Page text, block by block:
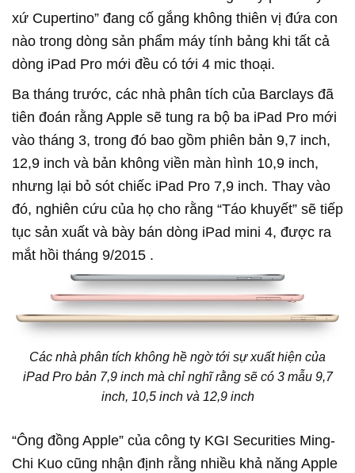
xứ Cupertino” đang cố gắng không thiên vị đứa con
nào trong dòng sản phẩm máy tính bảng khi tất cả
dòng iPad Pro mới đều có tới 4 mic thoại.
Ba tháng trước, các nhà phân tích của Barclays đã
tiên đoán rằng Apple sẽ tung ra bộ ba iPad Pro mới
vào tháng 3, trong đó bao gồm phiên bản 9,7 inch,
12,9 inch và bản không viền màn hình 10,9 inch,
nhưng lại bỏ sót chiếc iPad Pro 7,9 inch. Thay vào
đó, nghiên cứu của họ cho rằng “Táo khuyết” sẽ tiếp
tục sản xuất và bày bán dòng iPad mini 4, được ra
mắt hồi tháng 9/2015 .
Các nhà phân tích không hề ngờ tới sự xuất hiện của
iPad Pro bản 7,9 inch mà chỉ nghĩ rằng sẽ có 3 mẫu 9,7
inch, 10,5 inch và 12,9 inch
“Ông đồng Apple” của công ty KGI Securities Ming-
Chi Kuo cũng nhận định rằng nhiều khả năng Apple